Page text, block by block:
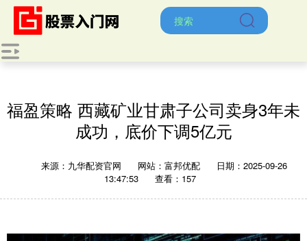
福盈策略 西藏矿业甘肃子公司卖身3年未
成功，底价下调5亿元
来源：九华配资官网 网站：富邦优配
日期：2025-09-26
13:47:53
查看：157